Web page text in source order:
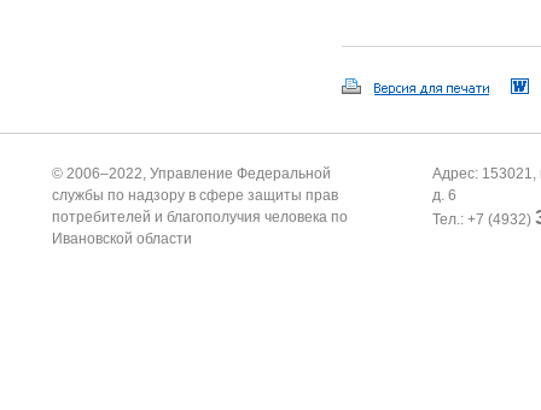
© 2006–2022, Управление Федеральной
службы по надзору в сфере защиты прав
потребителей и благополучия человека по
Ивановской области
Адрес: 153021,
д. 6
Тел.: +7 (4932)